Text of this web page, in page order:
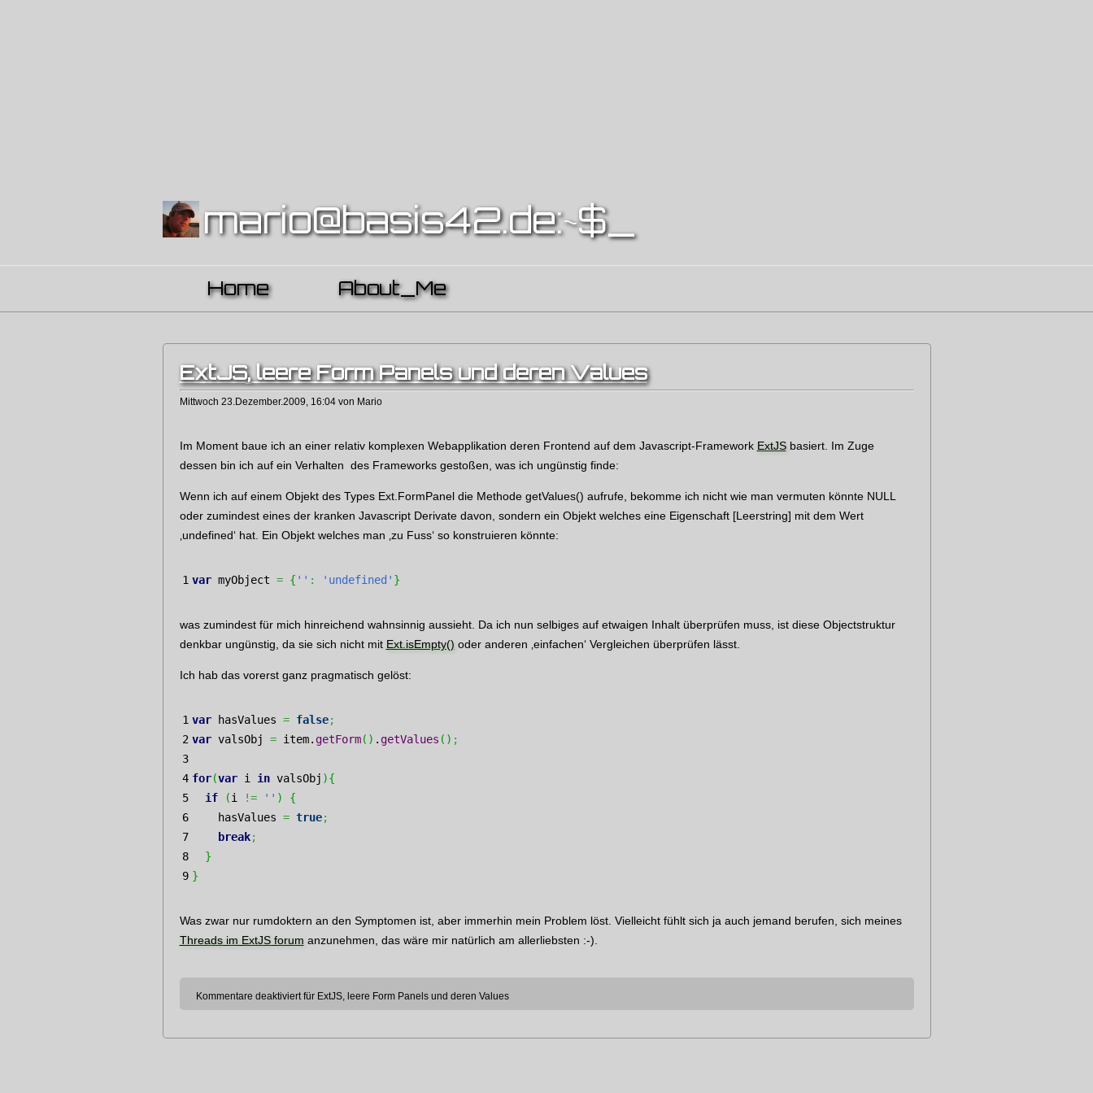
mario@basis42.de:~$_
Home About_Me
ExtJS, leere Form Panels und deren Values
Mittwoch 23.Dezember.2009, 16:04 von Mario
Im Moment baue ich an einer relativ komplexen Webapplikation deren Frontend auf dem Javascript-Framework ExtJSbasiert. Im Zuge
dessen bin ich auf ein Verhalten des Frameworks gestoßen, was ich ungünstig finde:
Wenn ich auf einem Objekt des Types Ext.FormPanel die Methode getValues() aufrufe, bekomme ich nicht wie man vermuten könnte NULL
oder zumindest eines der kranken Javascript Derivate davon, sondern ein Objekt welches eine Eigenschaft [Leerstring] mit dem Wert
‚undefined‘ hat. Ein Objekt welches man ‚zu Fuss‘ so konstruieren könnte:
var myObject = { '' : 'undefined' }
was zumindest für mich hinreichend wahnsinnig aussieht. Da ich nun selbiges auf etwaigen Inhalt überprüfen muss, ist diese Objectstruktur
denkbar ungünstig, da sie sich nicht mit Ext.isEmpty() oder anderen ‚einfachen‘ Vergleichen überprüfen lässt.
Ich hab das vorerst ganz pragmatisch gelöst:
1
2
3
4
5
6
7
8
9
var hasValues = false;
var valsObj = item. getForm( ) . getValues ( ) ;
for(var i in valsObj ){
if
(i != '' )
{
    hasValues
= true;
break;
}
}
Was zwar nur rumdoktern an den Symptomen ist, aber immerhin mein Problem löst. Vielleicht fühlt sich ja auch jemand berufen, sich meines
Threads im ExtJS forum anzunehmen, das wäre mir natürlich am allerliebsten :-).
Kommentare deaktiviertfür ExtJS, leere Form Panels und deren Values